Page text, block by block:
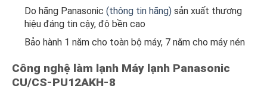
Do hãng Panasonic (thông tin hãng)sản xuất thương
hiệu đáng tin cậy, độ bền cao
Bảo hành 1 năm cho toàn bộ máy, 7 năm cho máy nén
Công nghệ làm lạnh Máy lạnh Panasonic
CU/CS-PU12AKH-8